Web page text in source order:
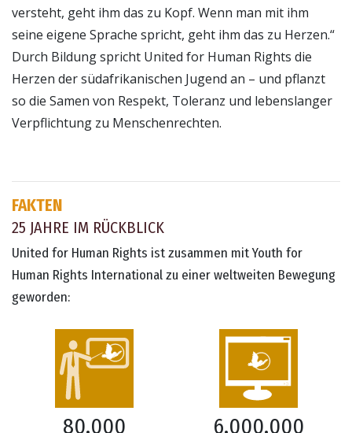
versteht, geht ihm das zu Kopf. Wenn man mit ihm
seine eigene Sprache spricht, geht ihm das zu Herzen.“
Durch Bildung spricht United for Human Rights die
Herzen der südafrikanischen Jugend an – und pflanzt
so die Samen von Respekt, Toleranz und lebenslanger
Verpflichtung zu Menschenrechten.
FAKTEN
25 JAHRE IM RÜCKBLICK
United for Human Rights ist zusammen mit Youth for
Human Rights International zu einer weltweiten Bewegung
geworden:
80.000 6.000.000